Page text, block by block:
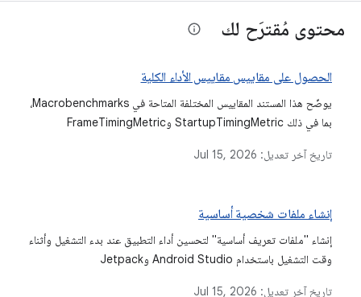
محتوى مُقترَح لك
الحصول على مقاييس مقاييس الأداء الكلية
يوضّح هذا المستند المقاييس المختلفة المتاحة في Macrobenchmarks،
بما في ذلك StartupTimingMetric وFrameTimingMetric
مقياس وكيفية تفسير نتائجه.
تاريخ آخر تعديل: Jul 15, 2026
إنشاء ملفات شخصية أساسية
إنشاء "ملفات تعريف أساسية" لتحسين أداء التطبيق عند بدء التشغيل وأثناء
وقت التشغيل باستخدام Android Studio وJetpack
تاريخ آخر تعديل: Jul 15, 2026